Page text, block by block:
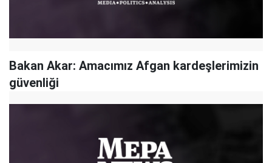
Bakan Akar: Amacımız Afgan kardeşlerimizin
güvenliği